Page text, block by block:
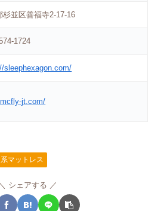
杉並区善福寺2-17-16
1724
sleephexagon.com/
jt.com/
マットレス
シェアする